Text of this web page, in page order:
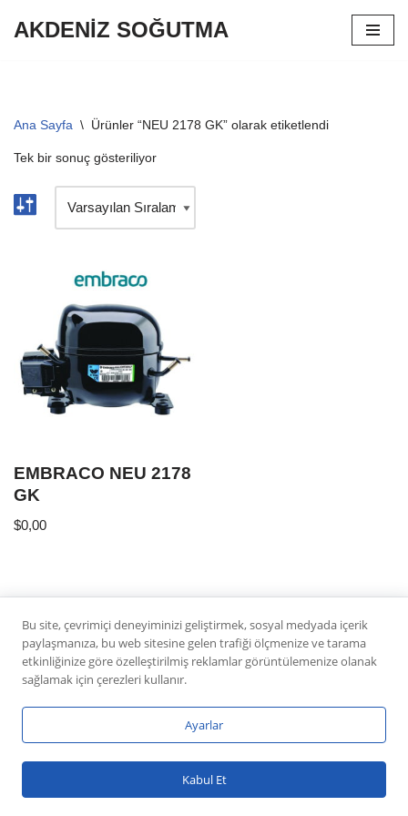
AKDENİZ SOĞUTMA
Ana Sayfa \ Ürünler “NEU 2178 GK” olarak etiketlendi
Tek bir sonuç gösteriliyor
EMBRACO NEU 2178
GK
$0,00
|WordPress
ile güçlendirilmiştir
Bu site, çevrimiçi deneyiminizi geliştirmek, sosyal medyada içerik
paylaşmanıza, bu web sitesine gelen trafiği ölçmenize ve tarama
etkinliğinize göre özelleştirilmiş reklamlar görüntülemenize olanak
sağlamak için çerezleri kullanır.
Ayarlar
Kabul Et